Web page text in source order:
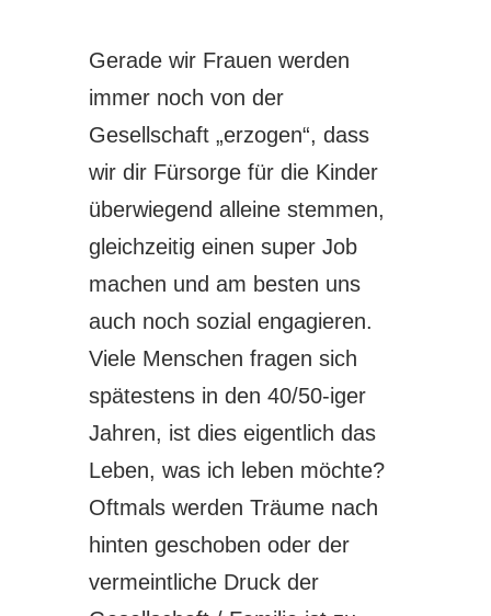
Gerade wir Frauen werden
immer noch von der
Gesellschaft „erzogen“, dass
wir dir Fürsorge für die Kinder
überwiegend alleine stemmen,
gleichzeitig einen super Job
machen und am besten uns
auch noch sozial engagieren.
Viele Menschen fragen sich
spätestens in den 40/50-iger
Jahren, ist dies eigentlich das
Leben, was ich leben möchte?
Oftmals werden Träume nach
hinten geschoben oder der
vermeintliche Druck der